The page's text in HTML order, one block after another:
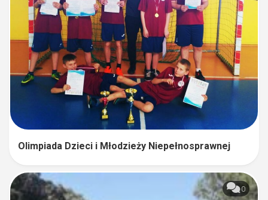
Olimpiada Dzieci i Młodzieży Niepełnosprawnej
0